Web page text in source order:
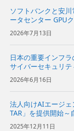
ソフトバンクと安
ータセンター GPU
システムを実証～
からAIの学習・評価
2026年7月13日
日本の重要インフ
サイバーセキュリ
rvice」を提供開始
定、実装の提案まで
2026年6月16日
法人向けAIエージ
TAR」を提供開始～
元管理してSaaS型
2025年12月11日